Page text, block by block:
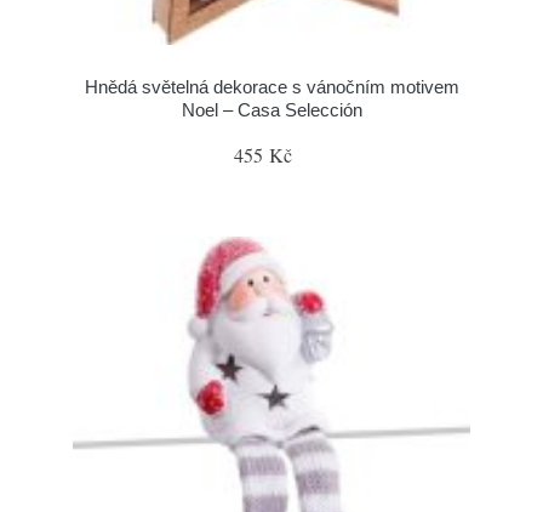
Hnědá světelná dekorace s vánočním motivem
Noel – Casa Selección
455 Kč